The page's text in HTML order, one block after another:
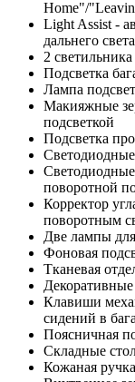
Home"/
Light Assist -
дальнего света
2
Подсветка
Лампа
Макияжные
подсветкой
Подсветка
поворотной
Корректор
поворотным
Две лампы
Фоновая
Тканевая
Клавиши
сидений в
Поясничная
Складные
Кожаная